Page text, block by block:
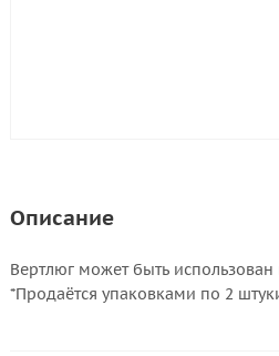
Описание
Вертлюг может быть
*Продаётся упаковками по 2